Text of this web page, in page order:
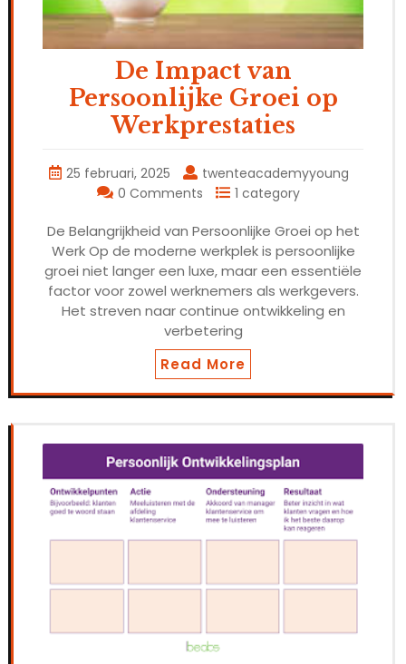
De Impact van
Persoonlijke Groei op
Werkprestaties
25 februari, 2025
twenteacademyyoung
0 Comments
1 category
De Belangrijkheid van Persoonlijke Groei op het
Werk Op de moderne werkplek is persoonlijke
groei niet langer een luxe, maar een essentiële
factor voor zowel werknemers als werkgevers.
Het streven naar continue ontwikkeling en
verbetering
Read More